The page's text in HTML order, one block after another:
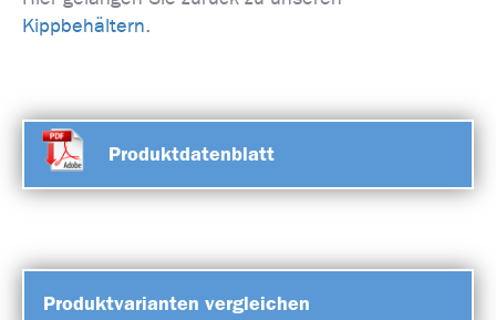
Kippbehältern.
Produktdatenblatt
Produktvarianten vergleichen